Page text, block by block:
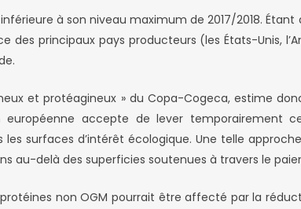
à son niveau maximum de 2017/2018.
des principaux pays producteurs (les États-Unis,
et protéagineux » du Copa-Cogeca, estime
accepte de lever temporairement
surfaces d’intérêt écologique. Une telle
au-delà des superficies soutenues à travers le
protéines non OGM pourrait être affecté par la